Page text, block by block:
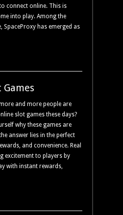
connect online. This is
into play. Among the
has emerged as
and more people are
slot games these days?
why these games are
answer lies in the perfect
and convenience. Real
excitement to players by
with instant rewards,